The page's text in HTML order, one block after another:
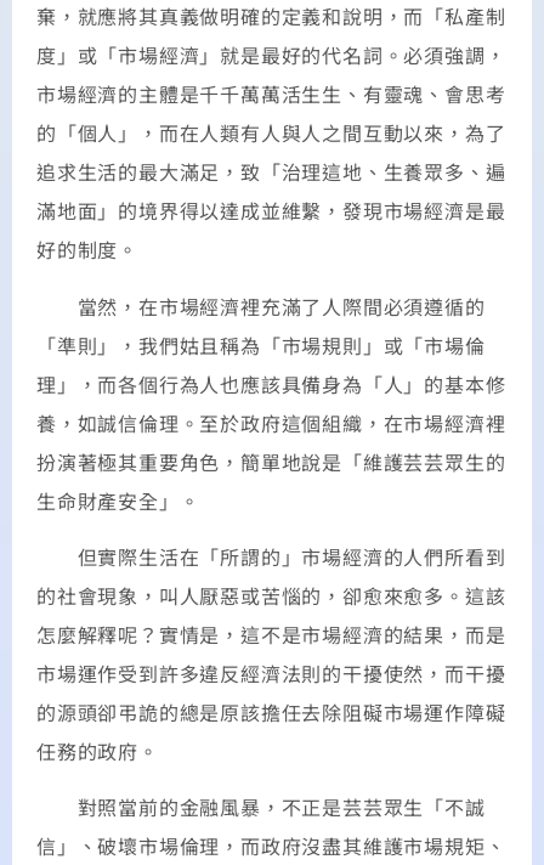
棄，就應將其真義做明確的定義和說明，而「私產制
度」或「市場經濟」就是最好的代名詞。必須強調，
市場經濟的主體是千千萬萬活生生、有靈魂、會思考
的「個人」，而在人類有人與人之間互動以來，為了
追求生活的最大滿足，致「治理這地、生養眾多、遍
滿地面」的境界得以達成並維繫，發現市場經濟是最
好的制度。
當然，在市場經濟裡充滿了人際間必須遵循的
「準則」，我們姑且稱為「市場規則」或「市場倫
理」，而各個行為人也應該具備身為「人」的基本修
養，如誠信倫理。至於政府這個組織，在市場經濟裡
扮演著極其重要角色，簡單地說是「維護芸芸眾生的
生命財產安全」。
但實際生活在「所謂的」市場經濟的人們所看到
的社會現象，叫人厭惡或苦惱的，卻愈來愈多。這該
怎麼解釋呢？實情是，這不是市場經濟的結果，而是
市場運作受到許多違反經濟法則的干擾使然，而干擾
的源頭卻弔詭的總是原該擔任去除阻礙市場運作障礙
任務的政府。
對照當前的金融風暴，不正是芸芸眾生「不誠
信」、破壞市場倫理，而政府沒盡其維護市場規矩、